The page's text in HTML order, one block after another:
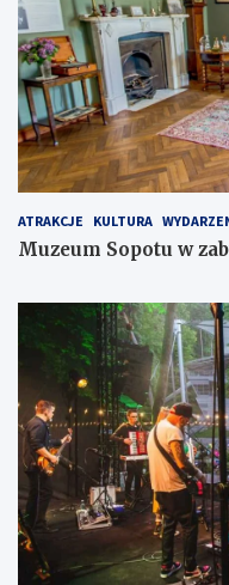
ATRAKCJE KULTURA
Muzeum Sopotu w